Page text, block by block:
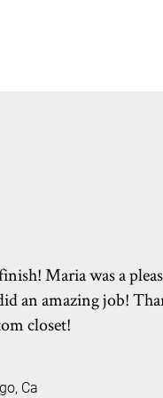
Maria was a
an amazing job!
closet!
Ca